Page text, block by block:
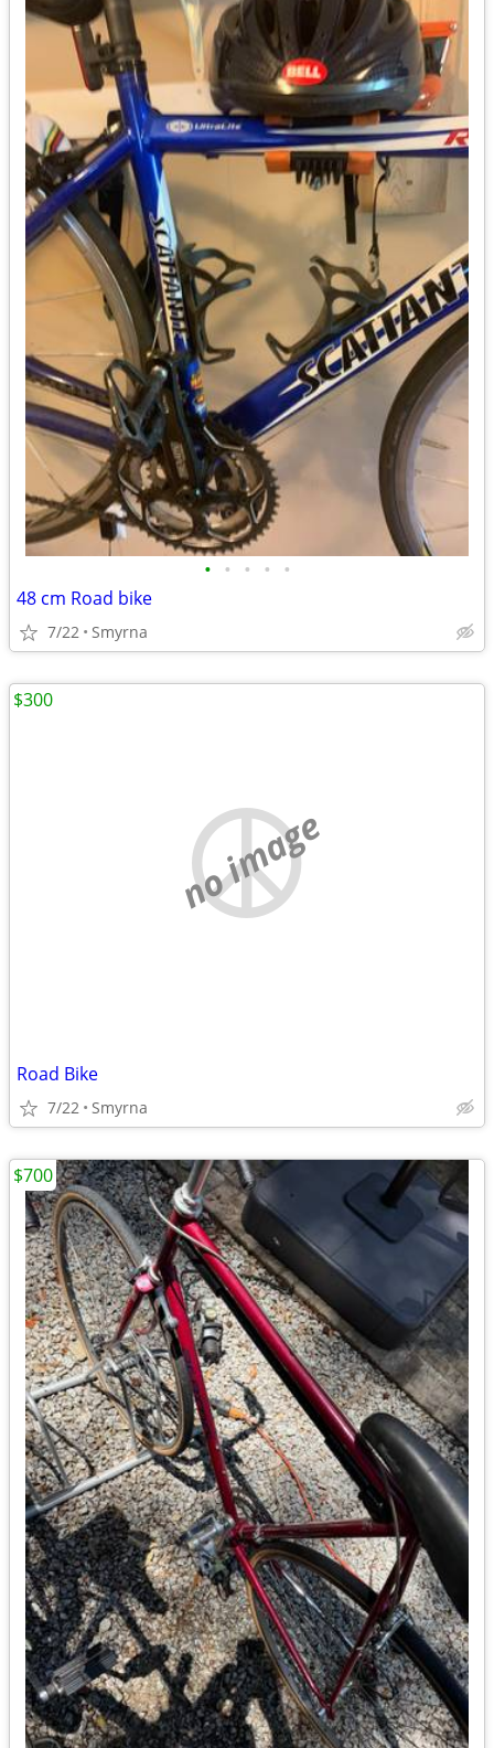
• • • • •
48 cm Road bike
7/22 Smyrna
no image
Road Bike
7/22 Smyrna
$300
$700